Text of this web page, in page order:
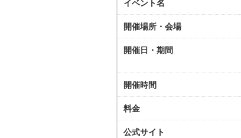
イベント名
開催場所・会場
開催日・期間
開催時間
料金
公式サイト